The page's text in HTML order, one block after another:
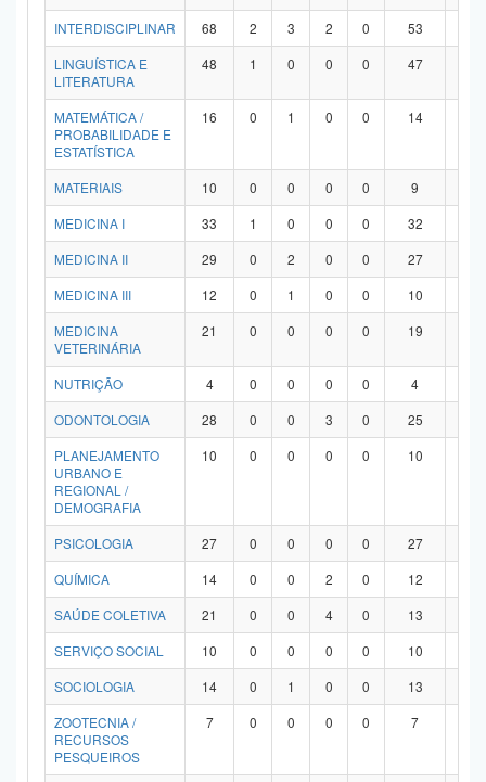
INTERDISCIPLINAR
68 2 3 2 0 53
LINGUÍSTICA E
LITERATURA
48 1 0 0 0 47
MATEMÁTICA /
PROBABILIDADE E
ESTATÍSTICA
16 0 1 0 0 14
MATERIAIS 10 0 0 0 0 9
MEDICINA I
33 1 0 0 0 32
MEDICINA II
29 0 2 0 0 27
MEDICINA III
12 0 1 0 0 10
MEDICINA
VETERINÁRIA
21 0 0 0 0 19
NUTRIÇÃO 4 0 0 0 0 4
ODONTOLOGIA
28 0 0 3 0 25
PLANEJAMENTO
URBANO E
REGIONAL /
DEMOGRAFIA
10 0 0 0 0 10
PSICOLOGIA 27 0 0 0 0 27
QUÍMICA
14 0 0 2 0 12
SAÚDE COLETIVA
21 0 0 4 0 13
SERVIÇO SOCIAL
10 0 0 0 0 10
SOCIOLOGIA
14 0 1 0 0 13
ZOOTECNIA /
RECURSOS
PESQUEIROS
7 0 0 0 0 7